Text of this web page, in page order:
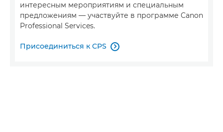
интересным мероприятиям и специальным
предложениям — участвуйте в программе Canon
Professional Services.
Присоединиться к CPS 